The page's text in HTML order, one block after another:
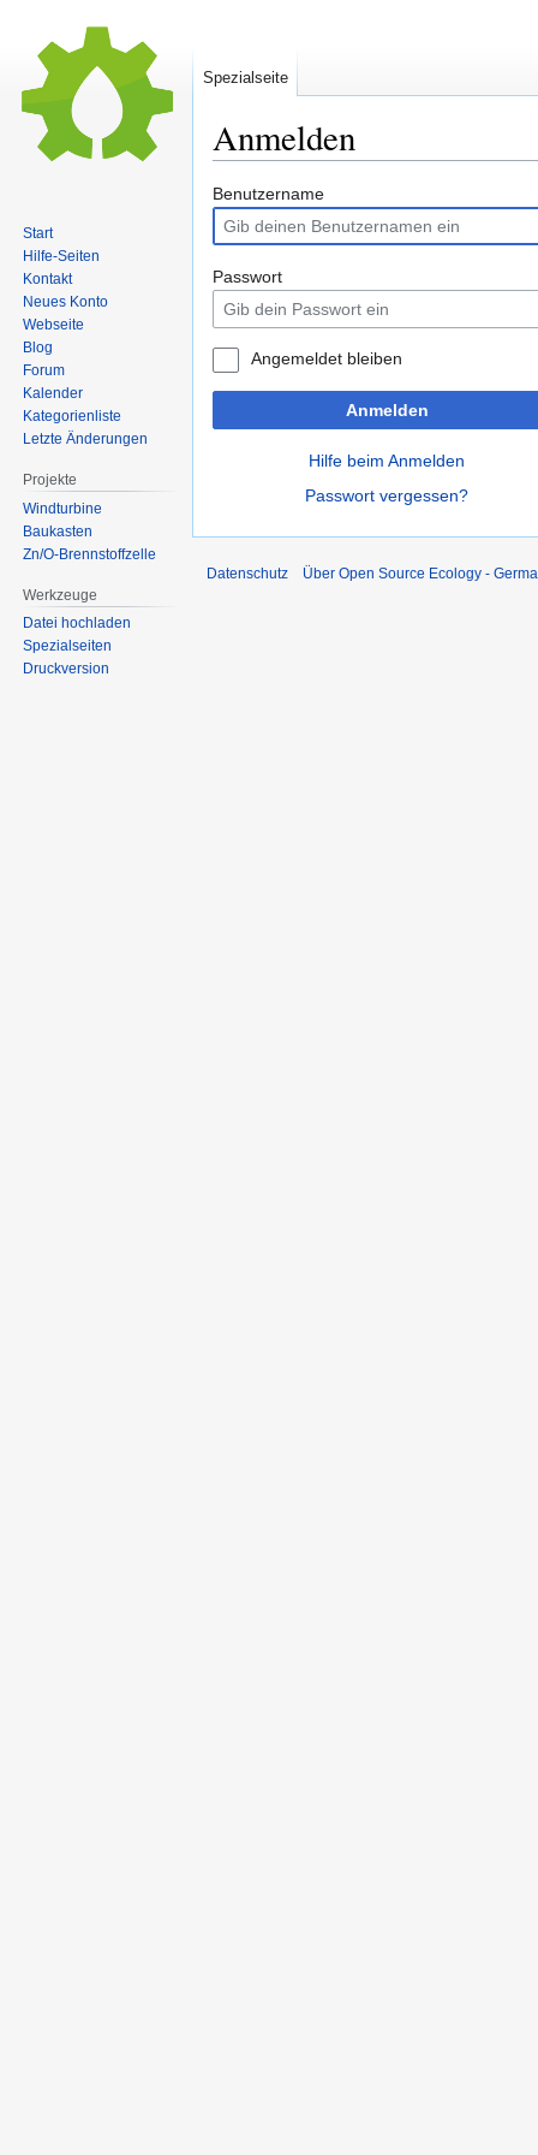
Anmelden
Zur
Navigation
springen
Zur
Suche
springen
Benutzername
Passwort
Angemeldet bleiben
Anmelden
Hilfe beim Anmelden
Passwort vergessen?
Spezialseite
Start
Hilfe-Seiten
Kontakt
Neues Konto
Webseite
Blog
Forum
Kalender
Kategorienliste
Letzte Änderungen
Projekte
Windturbine
Baukasten
Zn/O-Brennstoffzelle
Werkzeuge
Datei hochladen
Spezialseiten
Druckversion
Datenschutz Über Open Source Ecology -